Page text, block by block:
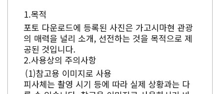
목적
포토 다운로드에 등록된 사진은 가고시마현 관광
의 매력을 널리 소개, 선전하는 것을 목적으로 제
공된 것입니다.
사용상의 주의사항
참고용 이미지로 사용
피사체는 촬영 시기 등에 따라 실제 상황과는 다